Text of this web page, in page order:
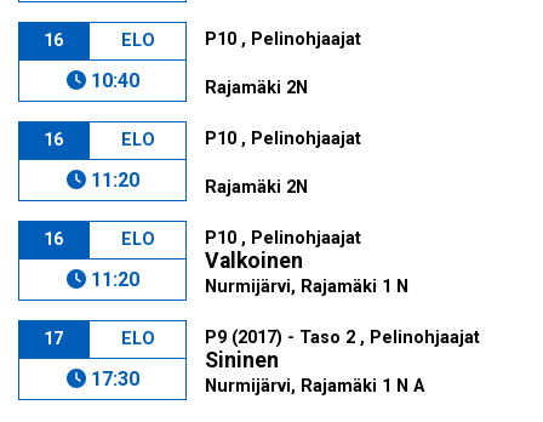
16 ELO
10:40
P10 , Pelinohjaajat
Rajamäki 2N
16 ELO
11:20
P10 , Pelinohjaajat
Rajamäki 2N
16 ELO
11:20
P10 , Pelinohjaajat
Valkoinen
Nurmijärvi, Rajamäki 1 N
17 ELO
17:30
P9 (2017) - Taso 2 , Pelinohjaajat
Sininen
Nurmijärvi, Rajamäki 1 N A